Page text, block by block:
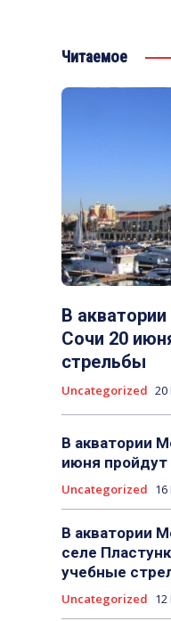
Читаемое
В
Сочи 20
стрельбы
Uncategorized 20
В акватории
июня
Uncategorized
В акватории
селе
учебные
Uncategorized